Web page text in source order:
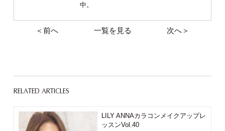
中。
＜前へ 一覧を見る 次へ＞
RELATED ARTICLES
LILY ANNAカラコンメイクアップレ
ッスンVol.40